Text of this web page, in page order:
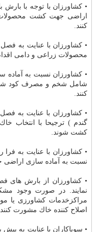
• كشاورزان با توجه با بارش
اراضی جهت كشت محصولات
كنند.
• كشاورزان با عنایت به
محصولات زراعی و دامی اقدام
• كشاورزان نسبت به
شامل شخم و مصرف كود
كنند.
• كشاورزان با عنایت به
گندم ) ترجیحا با انتخاب
كشت شوند.
• كشاورزان با عنایت به
نسبت به آماده سازی
• كشاورزان از بارش های
نمایند. در صورت وجود
مراكزخدمات كشاورزی یا
اصلاح كننده خاك مشورت كنند.
• سویاكاران با عنایت به